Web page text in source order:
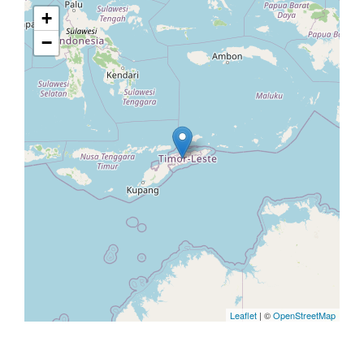
+
−
Leaflet | ©OpenStreetMap